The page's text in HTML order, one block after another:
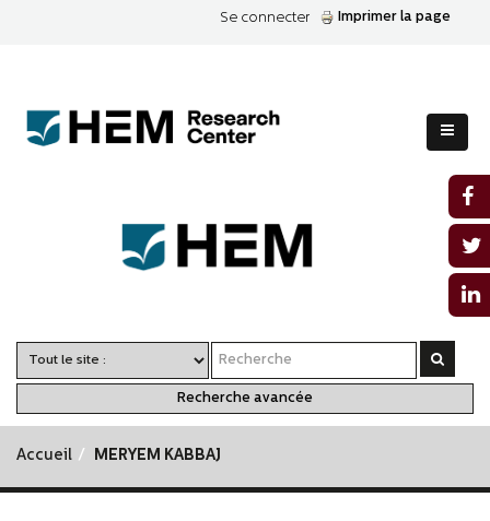
Se connecter Imprimer la page
Recherche avancée
Accueil MERYEM KABBAJ